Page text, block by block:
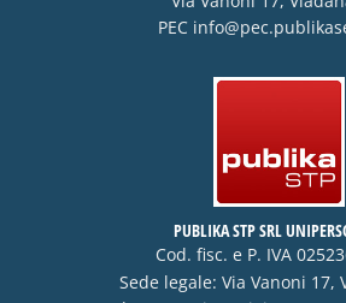
PEC
PUBLIKA STP SRL
Cod. fisc. e P. IVA
Sede legale: Via Vanoni 17,